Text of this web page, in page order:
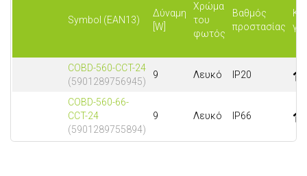
Symbol (EAN13)
Δύναμη
[W]
Χρώμα
του
φωτός
Βαθμός
προστασίας
COBD-560-CCT-24
(5901289756945)
9 Λευκό IP20
COBD-560-66-
CCT-24
(5901289755894)
9 Λευκό IP66